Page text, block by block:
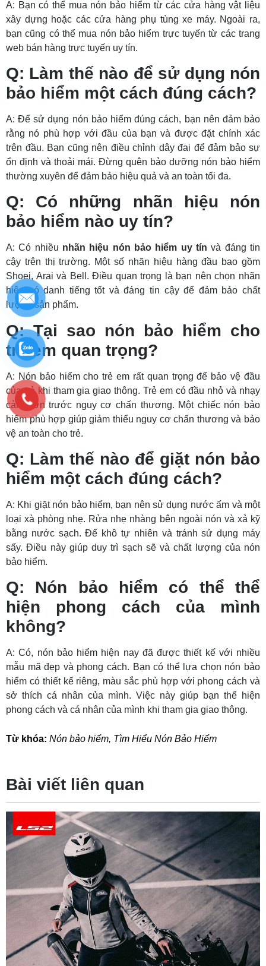
A: Bạn có thể mua nón bảo hiểm từ các cửa hàng vật liệu
xây dựng hoặc các cửa hàng phụ tùng xe máy. Ngoài ra,
bạn cũng có thể mua nón bảo hiểm trực tuyến từ các trang
web bán hàng trực tuyến uy tín.
Q: Làm thế nào để sử dụng nón
bảo hiểm một cách đúng cách?
A: Để sử dụng nón bảo hiểm đúng cách, bạn nên đảm bảo
rằng nó phù hợp với đầu của bạn và được đặt chính xác
trên đầu. Bạn cũng nên điều chỉnh dây đai để đảm bảo sự
ổn định và thoải mái. Đừng quên bảo dưỡng nón bảo hiểm
thường xuyên để đảm bảo hiệu quả và an toàn tối đa.
Q: Có những nhãn hiệu nón
bảo hiểm nào uy tín?
A: Có nhiều nhãn hiệu nón bảo hiểm uy tín và đáng tin
cậy trên thị trường. Một số nhãn hiệu hàng đầu bao gồm
Shoei, Arai và Bell. Điều quan trọng là bạn nên chọn nhãn
hiệu có danh tiếng tốt và đáng tin cậy để đảm bảo chất
lượng sản phẩm.
Q: Tại sao nón bảo hiểm cho
trẻ em quan trọng?
A: Nón bảo hiểm cho trẻ em rất quan trọng để bảo vệ đầu
của trẻ khi tham gia giao thông. Trẻ em có đầu nhỏ và nhạy
cảm hơn trước nguy cơ chấn thương. Một chiếc nón bảo
hiểm phù hợp giúp giảm thiểu nguy cơ chấn thương và bảo
vệ an toàn cho trẻ.
Q: Làm thế nào để giặt nón bảo
hiểm một cách đúng cách?
A: Khi giặt nón bảo hiểm, bạn nên sử dụng nước ấm và một
loại xà phòng nhẹ. Rửa nhẹ nhàng bên ngoài nón và xả kỹ
bằng nước sạch. Để khô tự nhiên và tránh sử dụng máy
sấy. Điều này giúp duy trì sạch sẽ và chất lượng của nón
bảo hiểm.
Q: Nón bảo hiểm có thể thể
hiện phong cách của mình
không?
A: Có, nón bảo hiểm hiện nay đã được thiết kế với nhiều
mẫu mã đẹp và phong cách. Bạn có thể lựa chọn nón bảo
hiểm có thiết kế riêng, màu sắc phù hợp với phong cách và
sở thích cá nhân của mình. Việc này giúp bạn thể hiện
phong cách và cá nhân của mình khi tham gia giao thông.
Từ khóa: Nón bảo hiểm, Tìm Hiểu Nón Bảo Hiểm
Bài viết liên quan